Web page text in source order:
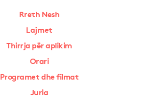
Rreth Nesh
Lajmet
Thirrja për aplikim
Orari
Programet dhe filmat
Juria